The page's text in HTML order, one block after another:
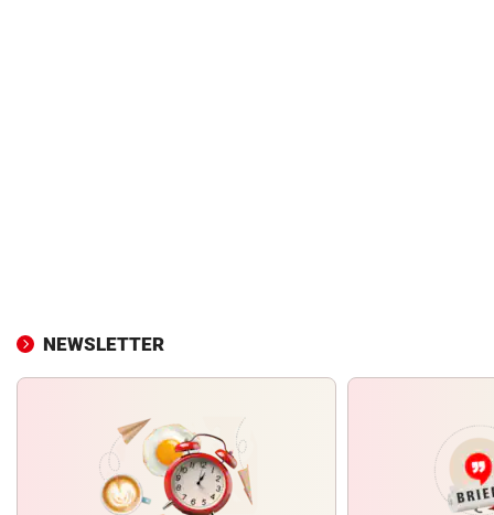
NEWSLETTER